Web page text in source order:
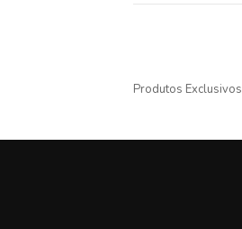
Produtos Exclusivos